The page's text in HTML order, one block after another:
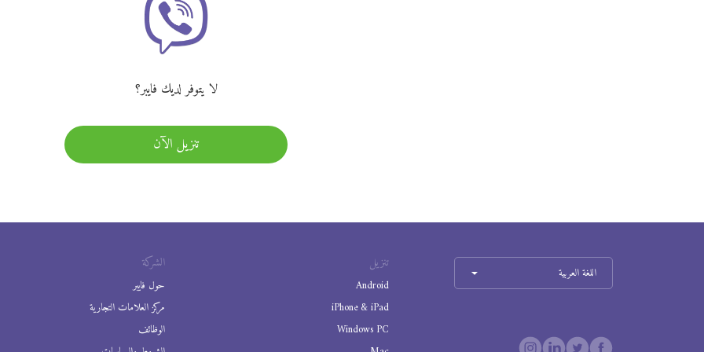
لا يتوفر لديك فايبر؟
تنزيل الآن
الشركة
حول فايبر
مركز العلامات التجارية
الوظائف
تنزيل
Android
iPhone & iPad
Windows PC
اللغة العربية